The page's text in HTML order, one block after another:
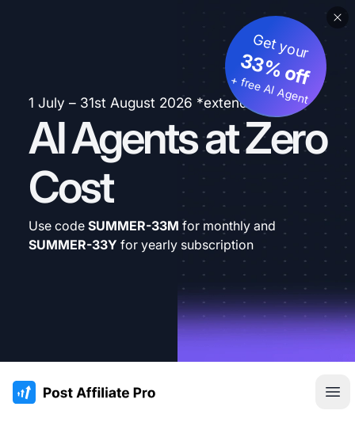
1 July – 31st August 2026 *extended
AI Agents at Zero
Cost
Get your
33% off
+ free AI Agent
Use code SUMMER-33M for monthly and
SUMMER-33Y for yearly subscription
:site.title